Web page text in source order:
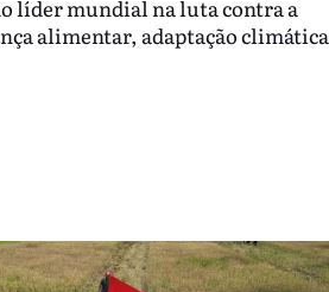
líder mundial na luta contra a
alimentar, adaptação climática